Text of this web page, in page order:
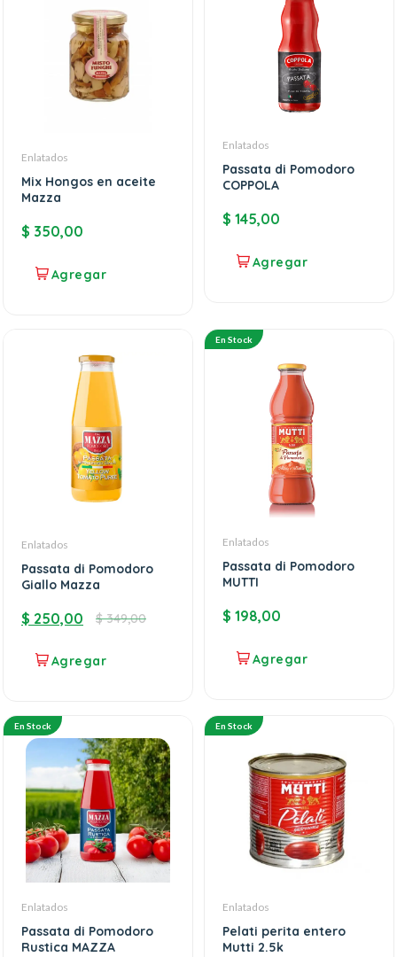
Enlatados
Mix Hongos en aceite
Mazza
$ 350,00
Enlatados
Passata di Pomodoro
COPPOLA
$ 145,00
Enlatados
Passata di Pomodoro
Giallo Mazza
$349,00
$ 250,00
En Stock
Enlatados
Passata di Pomodoro
MUTTI
$ 198,00
En Stock
Enlatados
Passata di Pomodoro
Rustica MAZZA
En Stock
Enlatados
Pelati perita entero
Mutti 2.5k